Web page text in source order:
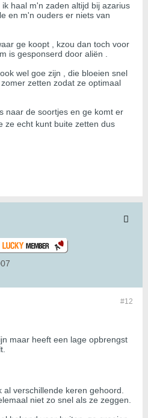
haal m'n zaden altijd bij azarius
en m'n ouders er niets van
ge koopt , kzou dan toch voor
is gesponserd door aliën .
wel goe zijn , die bloeien snel
zetten zodat ze optimaal
naar de soortjes en ge komt er
ze echt kunt buite zetten dus
#12
maar heeft een lage opbrengst
verschillende keren gehoord.
niet zo snel als ze zeggen.